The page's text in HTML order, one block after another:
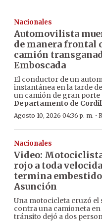
Nacionales
Automovilista
de manera frontal
camión
Emboscada
El conductor de un
instantánea en la tarde
un camión de gran porte
Departamento de
Agosto 10, 2026 04:36 p. m. ·
Nacionales
Video:
rojo a toda
termina
Asunción
Una motocicleta cruzó
contra una camioneta
tránsito dejó a dos